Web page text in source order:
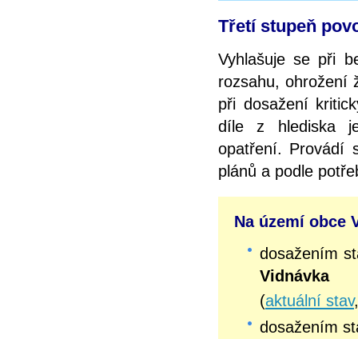
Třetí stupeň
Vyhlašuje se při
rozsahu, ohrožení
při dosažení
díle z hlediska
opatření. Provádí
plánů a podle
Na území obce
dosažením
Vidnávka
(aktuální stav
dosažením